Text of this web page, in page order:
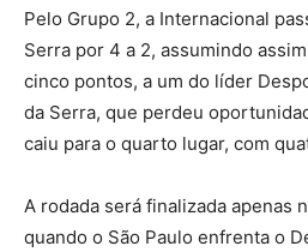
Pelo Grupo 2, a Internacional
Serra por 4 a 2, assumindo
cinco pontos, a um do líder
da Serra, que perdeu
caiu para o quarto lugar, com
A rodada será finalizada apenas
quando o São Paulo enfrenta o